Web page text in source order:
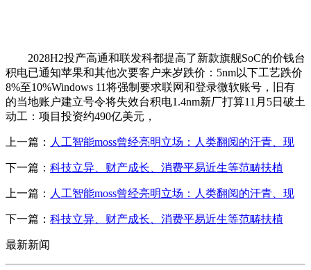
2028H2投产高通和联发科都提高了新款旗舰SoC的价钱台
积电已通知苹果和其他次要客户来岁跌价：5nm以下工艺跌价
8%至10%Windows 11将强制要求联网和登录微软账号，旧有
的当地账户建立号令将失效台积电1.4nm新厂打算11月5日破土
动工：项目投资约490亿美元，
上一篇： 人工智能moss曾经亮明立场：人类翻阅的汗青、现
下一篇： 科技立异、财产成长、消费平易近生等范畴扶植
上一篇： 人工智能moss曾经亮明立场：人类翻阅的汗青、现
下一篇： 科技立异、财产成长、消费平易近生等范畴扶植
最新新闻